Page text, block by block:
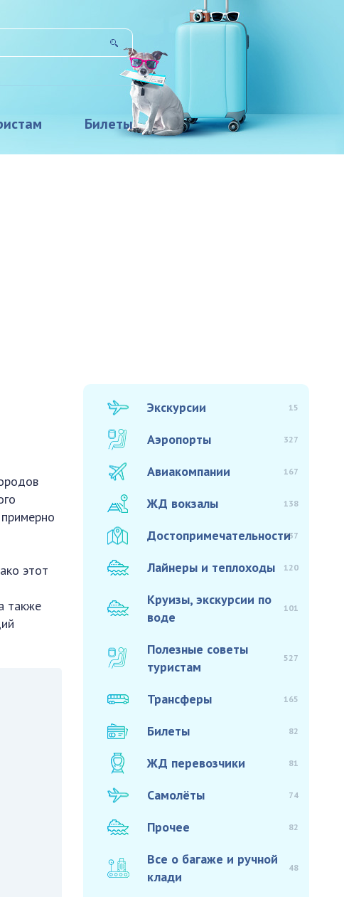
Билеты
этот
также
Экскурсии 15
Аэропорты 327
Авиакомпании 167
ЖД вокзалы 138
Достопримечательности937
Лайнеры и теплоходы 120
Круизы, экскурсии по
воде
101
Полезные советы
туристам
527
Трансферы 165
Билеты 82
ЖД перевозчики 81
Самолёты 74
Прочее 82
Все о багаже и ручной
клади
48